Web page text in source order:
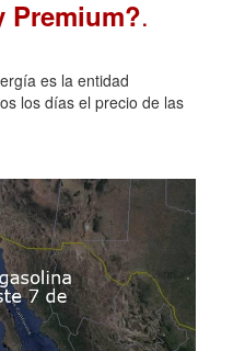
Premium?.
es la entidad
los días el precio de las